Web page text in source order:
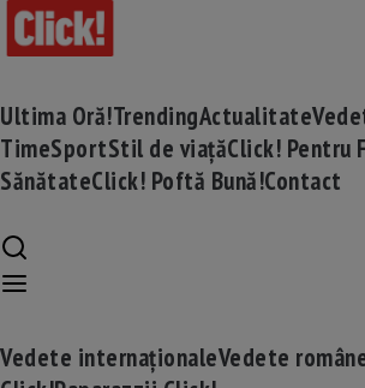
Ultima Oră!TrendingActualitate
TimeSportStil de viațăClick! Pentru
SănătateClick! Poftă Bună!Contact
Vedete internaționaleVedete